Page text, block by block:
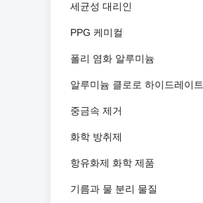
세균성 대리인
PPG 케미컬
폴리 염화 알루미늄
알루미늄 클로로 하이드레이트
중금속 제거
화학 방취제
항유화제 화학 제품
기름과 물 분리 물질